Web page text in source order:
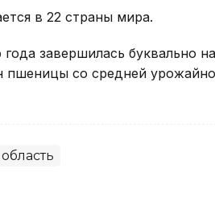
в 22 страны мира.
завершилась буквально
пшеницы со средней